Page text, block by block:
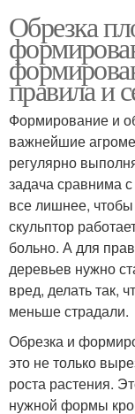
Обрезка
правила и
Формирование и
важнейшие
регулярно
задача сравнима с
все лишнее,
скульптор
больно. А для
деревьев нужно
вред, делать так,
меньше страдали.
Обрезка и
это не только
роста растения.
нужной формы